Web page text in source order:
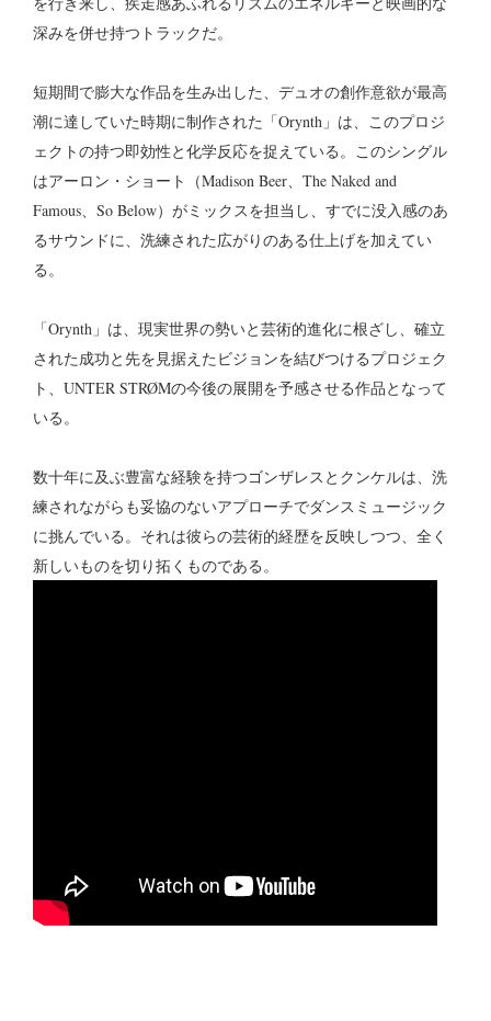
深みを併せ持つトラックだ。
短期間で膨大な作品を生み出した、デュオの創作意欲が最高
潮に達していた時期に制作された「Orynth」は、このプロジ
ェクトの持つ即効性と化学反応を捉えている。このシングル
はアーロン・ショート（Madison Beer、The Naked and
Famous、So Below）がミックスを担当し、すでに没入感のあ
るサウンドに、洗練された広がりのある仕上げを加えてい
る。
「Orynth」は、現実世界の勢いと芸術的進化に根ざし、確立
された成功と先を見据えたビジョンを結びつけるプロジェク
ト、UNTER STRØMの今後の展開を予感させる作品となって
いる。
数十年に及ぶ豊富な経験を持つゴンザレスとクンケルは、洗
練されながらも妥協のないアプローチでダンスミュージック
に挑んでいる。それは彼らの芸術的経歴を反映しつつ、全く
新しいものを切り拓くものである。